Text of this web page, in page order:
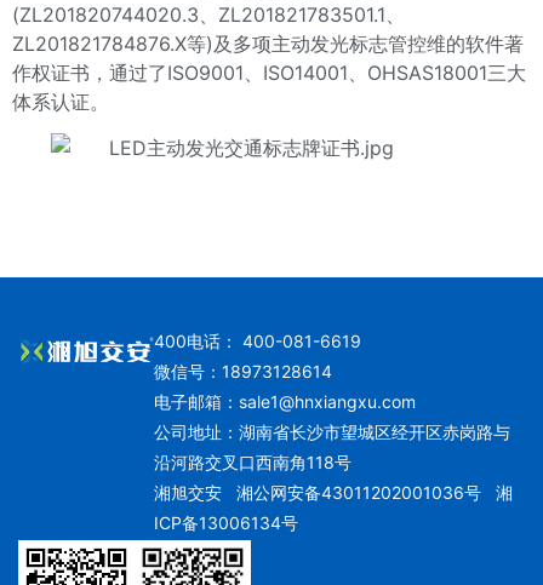
(ZL201820744020.3、ZL201821783501.1、
ZL201821784876.X等)及多项主动发光标志管控维的软件著
作权证书，通过了ISO9001、ISO14001、OHSAS18001三大
体系认证。
400电话： 400-081-6619
微信号：18973128614
电子邮箱： sale1@hnxiangxu.com
公司地址：湖南省长沙市望城区经开区赤岗路与
沿河路交叉口西南角118号
湘旭交安湘公网安备43011202001036号
湘
ICP备13006134号